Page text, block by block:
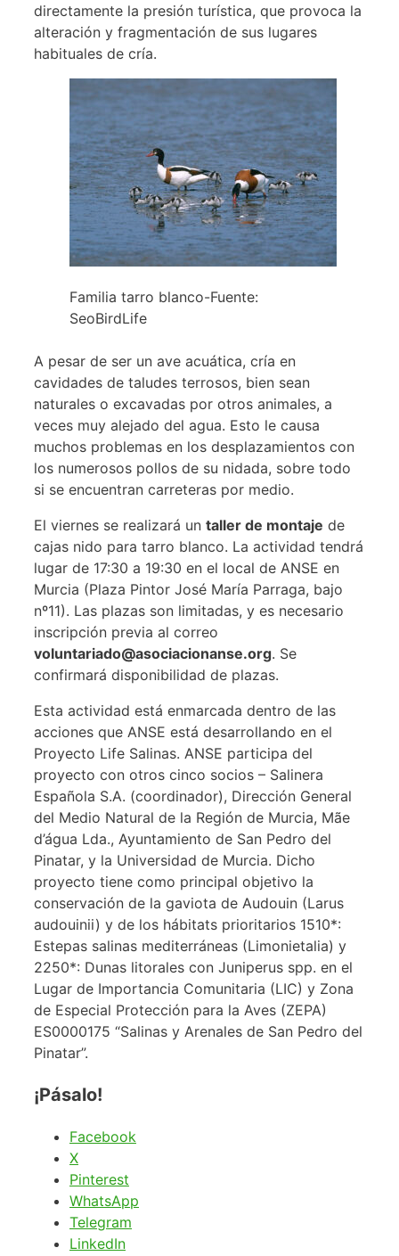
directamente la presión turística, que provoca la
alteración y fragmentación de sus lugares
habituales de cría.
Familia tarro blanco-Fuente:
SeoBirdLife
A pesar de ser un ave acuática, cría en
cavidades de taludes terrosos, bien sean
naturales o excavadas por otros animales, a
veces muy alejado del agua. Esto le causa
muchos problemas en los desplazamientos con
los numerosos pollos de su nidada, sobre todo
si se encuentran carreteras por medio.
El viernes se realizará un taller de montaje de
cajas nido para tarro blanco. La actividad tendrá
lugar de 17:30 a 19:30 en el local de ANSE en
Murcia (Plaza Pintor José María Parraga, bajo
nº11). Las plazas son limitadas, y es necesario
inscripción previa al correo
voluntariado@asociacionanse.org. Se
confirmará disponibilidad de plazas.
Esta actividad está enmarcada dentro de las
acciones que ANSE está desarrollando en el
Proyecto Life Salinas. ANSE participa del
proyecto con otros cinco socios – Salinera
Española S.A. (coordinador), Dirección General
del Medio Natural de la Región de Murcia, Mãe
d’água Lda., Ayuntamiento de San Pedro del
Pinatar, y la Universidad de Murcia. Dicho
proyecto tiene como principal objetivo la
conservación de la gaviota de Audouin (Larus
audouinii) y de los hábitats prioritarios 1510*:
Estepas salinas mediterráneas (Limonietalia) y
2250*: Dunas litorales con Juniperus spp. en el
Lugar de Importancia Comunitaria (LIC) y Zona
de Especial Protección para la Aves (ZEPA)
ES0000175 “Salinas y Arenales de San Pedro del
Pinatar”.
¡Pásalo!
Facebook
X
Pinterest
WhatsApp
Telegram
LinkedIn